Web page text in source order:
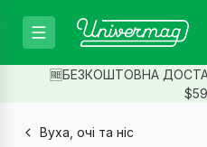
🆓БЕЗКОШТОВНА
Вуха, очі та ніс